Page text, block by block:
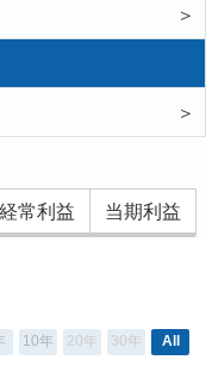
＞
＞
経常利益 当期利益
10年 20年 30年 All